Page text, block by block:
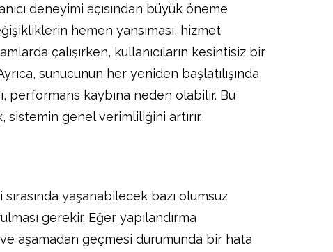
deneyimi açısından büyük öneme
hemen yansıması, hizmet
çalışırken, kullanıcıların kesintisiz bir
sunucunun her yeniden başlatılışında
performans kaybına neden olabilir. Bu
genel verimliliğini artırır.
yaşanabilecek bazı olumsuz
gerekir. Eğer yapılandırma
aşamadan geçmesi durumunda bir hata